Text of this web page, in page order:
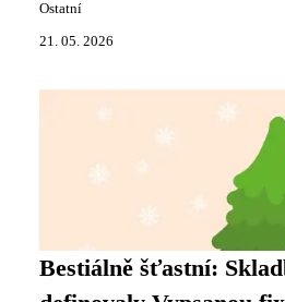
Ostatní
21. 05. 2026
Bestiálně šťastní: